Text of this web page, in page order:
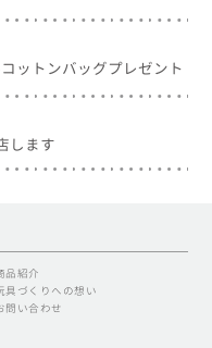
ットンバッグプレゼント
します
品紹介
具づくりへの想い
問い合わせ